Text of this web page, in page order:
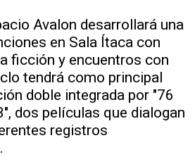
Avalon desarrollará una
en Sala Ítaca con
ficción y encuentros con
tendrá como principal
doble integrada por "76
dos películas que dialogan
registros